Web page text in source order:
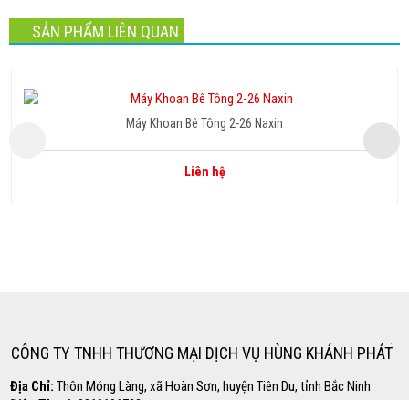
SẢN PHẨM LIÊN QUAN
Máy Khoan Bê Tông 2-26 Naxin
Liên hệ
CÔNG TY TNHH THƯƠNG MẠI DỊCH VỤ HÙNG KHÁNH PHÁT
Địa Chỉ: Thôn Móng Làng, xã Hoàn Sơn, huyện Tiên Du, tỉnh Bắc Ninh